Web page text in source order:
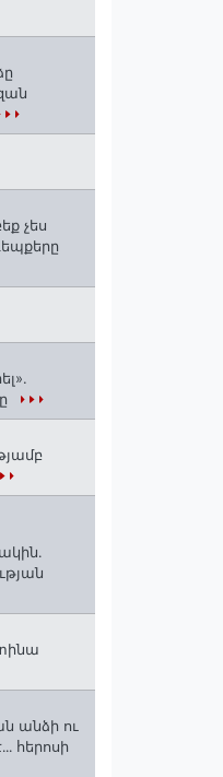
չես
անձի ու
հերոսի